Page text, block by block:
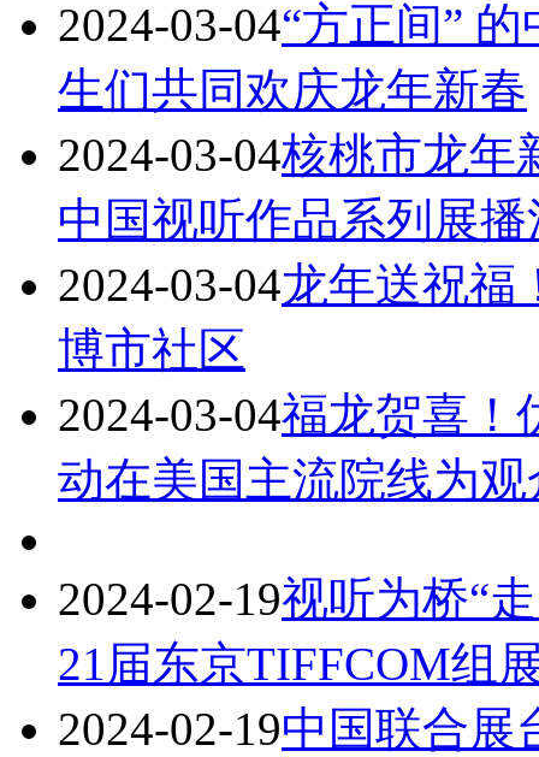
2024-03-04“方正间”
生们共同欢庆龙年新春
2024-03-04核桃市龙年
中国视听作品系列展
2024-03-04龙年送祝福
博市社区
2024-03-04福龙贺喜！
动在美国主流院线为
2024-02-19视听为桥“
21届东京TIFFCOM组
2024-02-19中国联合展